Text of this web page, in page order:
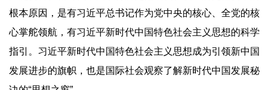
根本原因，是有习近平总书记作为党中央的核心、全党的核
心掌舵领航，有习近平新时代中国特色社会主义思想的科学
指引。习近平新时代中国特色社会主义思想成为引领新中国
发展进步的旗帜，也是国际社会观察了解新时代中国发展秘